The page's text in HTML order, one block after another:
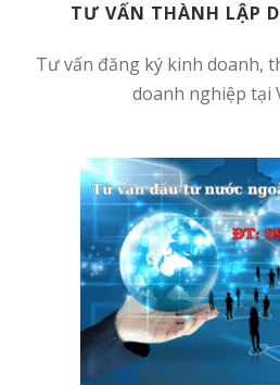
TƯ VẤN THÀNH LẬP
Tư vấn đăng ký kinh doanh,
doanh nghiệp tại